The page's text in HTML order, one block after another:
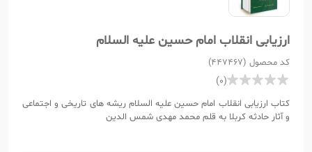
ارزیابی انقلاب امام حسین علیه السلام
کد محصول (447467)
(0)
کتاب ارزیابی انقلاب امام حسین علیه السلام ریشه های تاریخی و اجتماعی
و آثار حادثه کربلا به قلم محمد مهدی شمس الدین